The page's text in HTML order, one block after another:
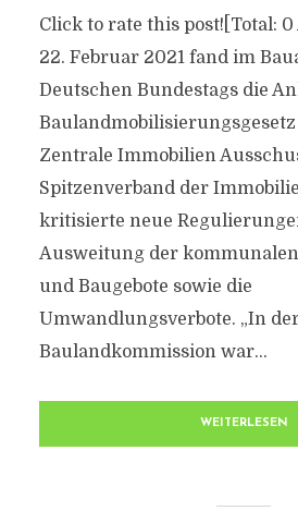
Click to rate this post![Total:
22. Februar 2021 fand im
Deutschen Bundestags die
Zentrale Immobilien
Spitzenverband der
kritisierte neue
Ausweitung der
und Baugebote sowie die
Umwandlungsverbote. „In
Baulandkommission war...
WEITERLESEN